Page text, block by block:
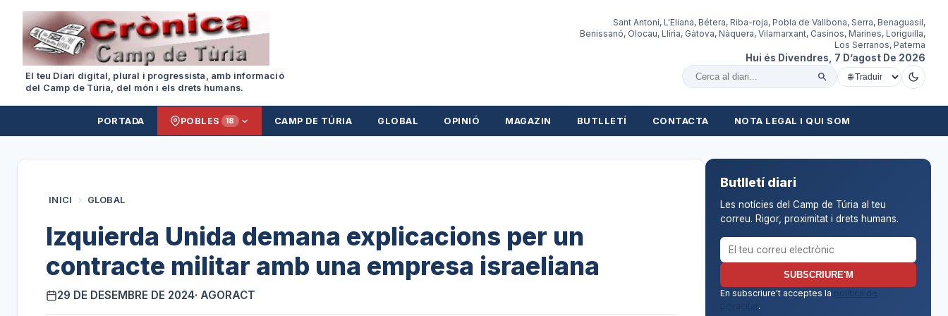
El teu Diari digital, plural i progressista, amb informació
del Camp de Túria, del món i els drets humans.
Sant Antoni, L'Eliana, Bétera, Riba-roja, Pobla de Vallbona, Serra, Benaguasil,
Benissanó, Olocau, Llíria, Gàtova, Nàquera, Vilamarxant, Casinos, Marines, Loriguilla,
Los Serranos, Paterna
Hui és Divendres, 7 D’agost De 2026
Cercar al diari
PORTADA POBLES 18 CAMP DE TÚRIA GLOBAL OPINIÓ MAGAZIN BUTLLETÍ CONTACTA NOTA LEGAL I QUI SOM
INICI › GLOBAL
Izquierda Unida demana explicacions per un
contracte militar amb una empresa israeliana
29 DE DESEMBRE DE 2024· AGORACT
Butlletí diari
Les notícies del Camp de Túria al teu
correu. Rigor, proximitat i drets humans.
Correu electrònic per al butlletí
SUBSCRIURE'M
En subscriure't acceptes la
política de
.